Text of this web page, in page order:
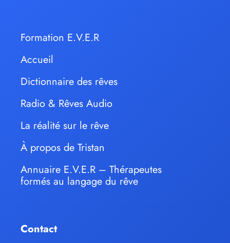
Formation E.V.E.R
Accueil
Dictionnaire des rêves
Radio & Rêves Audio
La réalité sur le rêve
À propos de Tristan
Annuaire E.V.E.R – Thérapeutes
formés au langage du rêve
Contact